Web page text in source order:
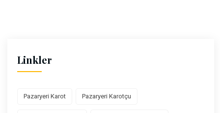
Linkler
Pazaryeri Karot Pazaryeri Karotçu